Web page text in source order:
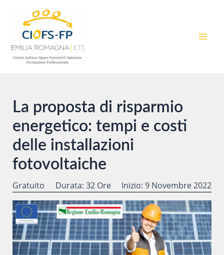
contenuto
La proposta di risparmio
energetico: tempi e costi
delle installazioni
fotovoltaiche
Gratuito Durata: 32 Ore Inizio: 9 Novembre 2022